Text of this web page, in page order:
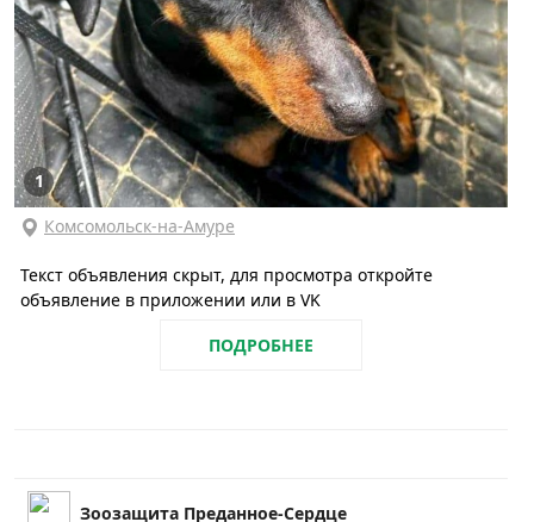
1
Комсомольск-на-Амуре
Текст объявления скрыт, для просмотра откройте
объявление в приложении или в VK
ПОДРОБНЕЕ
Зоозащита Преданное-Сердце